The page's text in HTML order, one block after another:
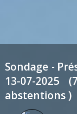
Sondage -
13-07-2025
abstentions )